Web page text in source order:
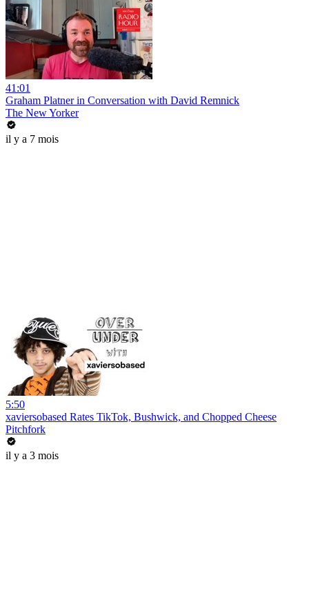
41:01
Graham Platner in Conversation with David Remnick
The New Yorker
il y a 7 mois
5:50
xaviersobased Rates TikTok, Bushwick, and Chopped Cheese
Pitchfork
il y a 3 mois